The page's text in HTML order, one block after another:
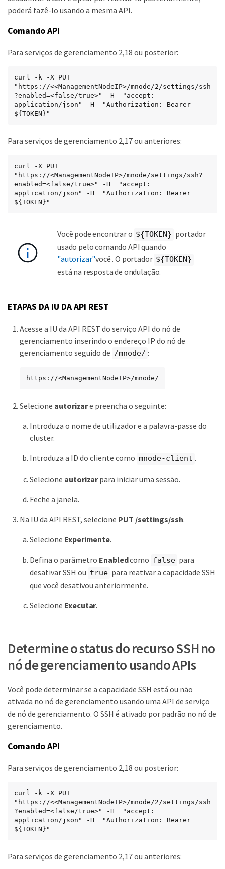
poderá fazê-lo usando a mesma API.
Comando API
Para serviços de gerenciamento 2,18 ou posterior:
curl -k -X PUT
"https://<<ManagementNodeIP>/mnode/2/settings/ssh
?enabled=<false/true>" -H  "accept:
application/json" -H  "Authorization: Bearer
${TOKEN}"
Para serviços de gerenciamento 2,17 ou anteriores:
curl -X PUT
"https://<ManagementNodeIP>/mnode/settings/ssh?
enabled=<false/true>" -H  "accept:
application/json" -H  "Authorization: Bearer
${TOKEN}"
Você pode encontrar o ${TOKEN} portador
usado pelo comando API quando
"autorizar"você . O portador ${TOKEN}
está na resposta de ondulação.
ETAPAS DA IU DA API REST
Acesse a IU da API REST do serviço API do nó de
gerenciamento inserindo o endereço IP do nó de
gerenciamento seguido de /mnode/ :
https://<ManagementNodeIP>/mnode/
Selecione autorizare preencha o seguinte:
Introduza o nome de utilizador e a palavra-passe do
cluster.
Introduza a ID do cliente como mnode-client .
Selecione autorizarpara iniciar uma sessão.
Feche a janela.
Na IU da API REST, selecione PUT /settings​/ssh.
Selecione Experimente.
Defina o parâmetro Enabledcomo false para
desativar SSH ou true para reativar a capacidade SSH
que você desativou anteriormente.
Selecione Executar.
Determine o status do recurso SSH no
nó de gerenciamento usando APIs
Você pode determinar se a capacidade SSH está ou não
ativada no nó de gerenciamento usando uma API de serviço
de nó de gerenciamento. O SSH é ativado por padrão no nó de
gerenciamento.
Comando API
Para serviços de gerenciamento 2,18 ou posterior:
curl -k -X PUT
"https://<<ManagementNodeIP>/mnode/2/settings/ssh
?enabled=<false/true>" -H  "accept:
application/json" -H  "Authorization: Bearer
${TOKEN}"
Para serviços de gerenciamento 2,17 ou anteriores: